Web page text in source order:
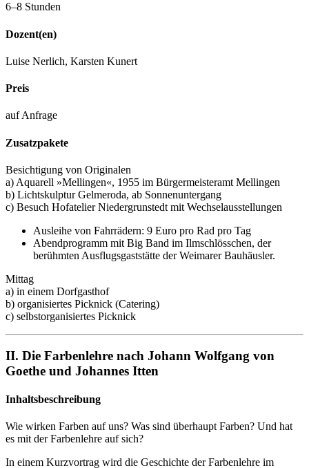
6–8 Stunden
Dozent(en)
Luise Nerlich, Karsten Kunert
Preis
auf Anfrage
Zusatzpakete
Besichtigung von Originalen
a) Aquarell »Mellingen«, 1955 im Bürgermeisteramt Mellingen
b) Lichtskulptur Gelmeroda, ab Sonnenuntergang
c) Besuch Hofatelier Niedergrunstedt mit Wechselausstellungen
Ausleihe von Fahrrädern: 9 Euro pro Rad pro Tag
Abendprogramm mit Big Band im Ilmschlösschen, der
berühmten Ausflugsgaststätte der Weimarer Bauhäusler.
Mittag
a) in einem Dorfgasthof
b) organisiertes Picknick (Catering)
c) selbstorganisiertes Picknick
II. Die Farbenlehre nach Johann Wolfgang von
Goethe und Johannes Itten
Inhaltsbeschreibung
Wie wirken Farben auf uns? Was sind überhaupt Farben? Und hat
es mit der Farbenlehre auf sich?
In einem Kurzvortrag wird die Geschichte der Farbenlehre im